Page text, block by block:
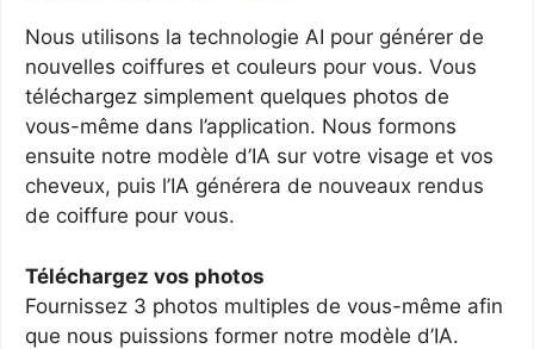
Nous utilisons la technologie AI pour générer de
nouvelles coiffures et couleurs pour vous. Vous
téléchargez simplement quelques photos de
vous-même dans l’application. Nous formons
ensuite notre modèle d’IA sur votre visage et vos
cheveux, puis l’IA générera de nouveaux rendus
de coiffure pour vous.
Téléchargez vos photos
Fournissez 3 photos multiples de vous-même afin
que nous puissions former notre modèle d’IA.